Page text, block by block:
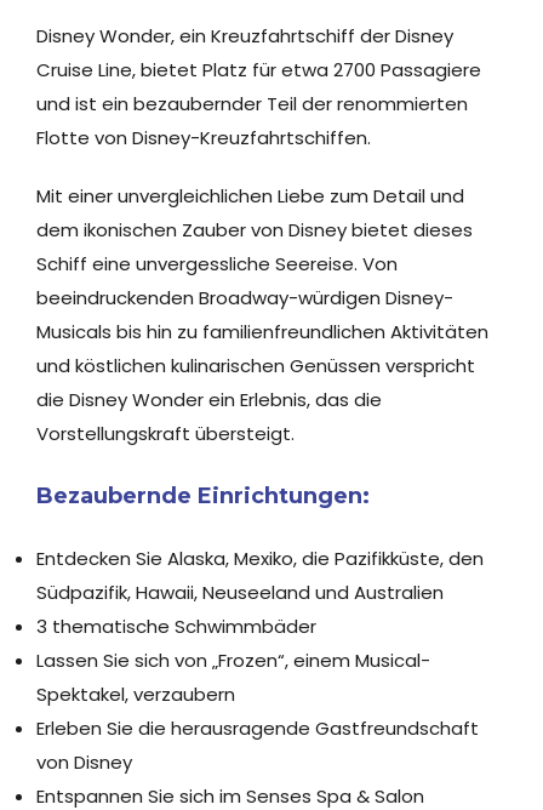
Disney Wonder, ein Kreuzfahrtschiff der Disney
Cruise Line, bietet Platz für etwa 2700 Passagiere
und ist ein bezaubernder Teil der renommierten
Flotte von Disney-Kreuzfahrtschiffen.
Mit einer unvergleichlichen Liebe zum Detail und
dem ikonischen Zauber von Disney bietet dieses
Schiff eine unvergessliche Seereise. Von
beeindruckenden Broadway-würdigen Disney-
Musicals bis hin zu familienfreundlichen Aktivitäten
und köstlichen kulinarischen Genüssen verspricht
die Disney Wonder ein Erlebnis, das die
Vorstellungskraft übersteigt.
Bezaubernde Einrichtungen:
Entdecken Sie Alaska, Mexiko, die Pazifikküste, den
Südpazifik, Hawaii, Neuseeland und Australien
3 thematische Schwimmbäder
Lassen Sie sich von „Frozen“, einem Musical-
Spektakel, verzaubern
Erleben Sie die herausragende Gastfreundschaft
von Disney
Entspannen Sie sich im Senses Spa & Salon